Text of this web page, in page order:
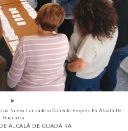
Nueva Lanzadera Conecta Empleo En Alcalá De
Guadaíra
ALCALÁ DE GUADAIRA